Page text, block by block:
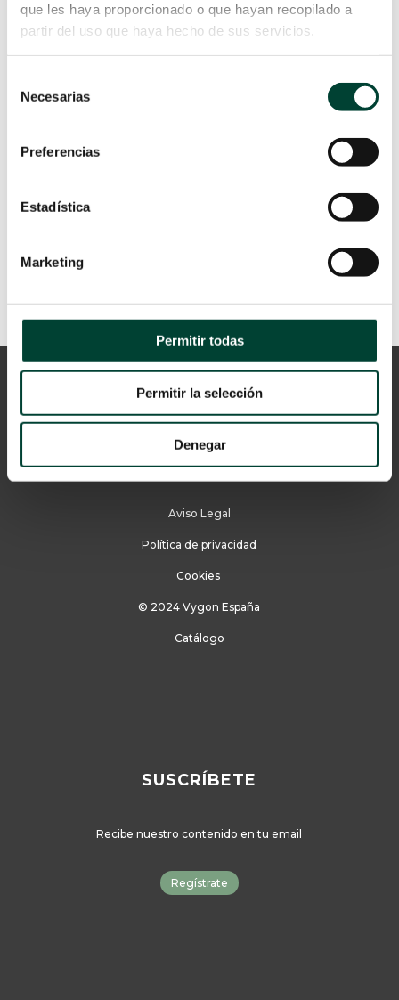
que les haya proporcionado o que hayan recopilado a
partir del uso que haya hecho de sus servicios.
Necesarias
Preferencias
Estadística
Marketing
Permitir todas
Permitir la selección
Denegar
Para evitar las complicaciones
tardías relacionadas con el catéter
venoso central vamos a abordar las
prácticas que permitirán reducir
momentos clave:
Aviso Legal
Política de privacidad
Cookies
© 2024 Vygon España
Catálogo
SUSCRÍBETE
Recibe nuestro contenido en tu email
Regístrate